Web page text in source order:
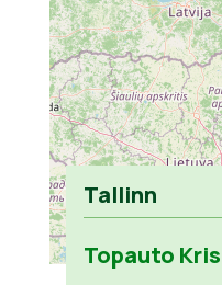
Tallinn
Topauto